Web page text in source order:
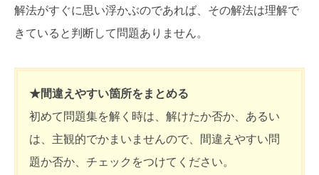
解法がすぐに思い浮かぶのであれば、その解法は理解で
きていると判断して問題ありません。
★間違えやすい箇所をまとめる
初めて問題集を解く時は、解けたか否か、あるい
は、主観的でかまいませんので、間違えやすい問
題か否か、チェックをつけてください。